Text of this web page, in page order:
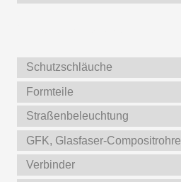
Schutzschläuche
Formteile
Straßenbeleuchtung
GFK, Glasfaser-Compositrohre
Verbinder